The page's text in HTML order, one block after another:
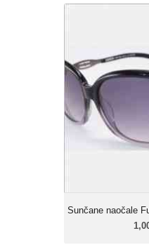
Sunčane naočale